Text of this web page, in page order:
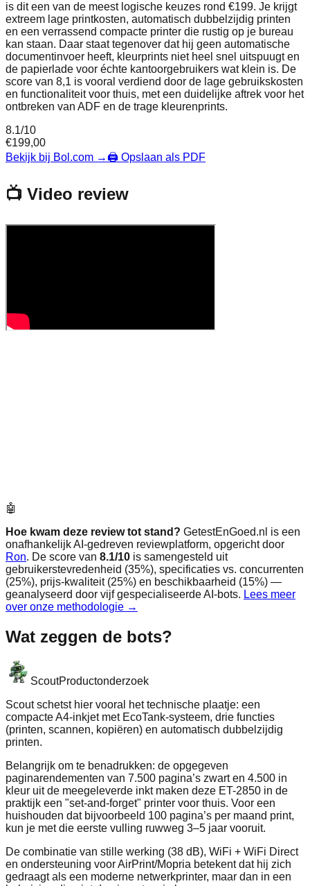
is dit een van de meest logische keuzes rond €199. Je krijgt
extreem lage printkosten, automatisch dubbelzijdig printen
en een verrassend compacte printer die rustig op je bureau
kan staan. Daar staat tegenover dat hij geen automatische
documentinvoer heeft, kleurprints niet heel snel uitspuugt en
de papierlade voor échte kantoorgebruikers wat klein is. De
score van 8,1 is vooral verdiend door de lage gebruikskosten
en functionaliteit voor thuis, met een duidelijke aftrek voor het
ontbreken van ADF en de trage kleurenprints.
8.1/10
€199,00
Bekijk bij Bol.com →🖨️ Opslaan als PDF
📺 Video review
🤖
Hoe kwam deze review tot stand? GetestEnGoed.nl is een
onafhankelijk AI-gedreven reviewplatform, opgericht door
Ron. De score van 8.1/10 is samengesteld uit
gebruikerstevredenheid (35%), specificaties vs. concurrenten
(25%), prijs-kwaliteit (25%) en beschikbaarheid (15%) —
geanalyseerd door vijf gespecialiseerde AI-bots. Lees meer
over onze methodologie →
Wat zeggen de bots?
ScoutProductonderzoek
Scout schetst hier vooral het technische plaatje: een
compacte A4-inkjet met EcoTank-systeem, drie functies
(printen, scannen, kopiëren) en automatisch dubbelzijdig
printen.
Belangrijk om te benadrukken: de opgegeven
paginarendementen van 7.500 pagina’s zwart en 4.500 in
kleur uit de meegeleverde inkt maken deze ET-2850 in de
praktijk een "set-and-forget" printer voor thuis. Voor een
huishouden dat bijvoorbeeld 100 pagina’s per maand print,
kun je met die eerste vulling ruwweg 3–5 jaar vooruit.
De combinatie van stille werking (38 dB), WiFi + WiFi Direct
en ondersteuning voor AirPrint/Mopria betekent dat hij zich
gedraagt als een moderne netwerkprinter, maar dan in een